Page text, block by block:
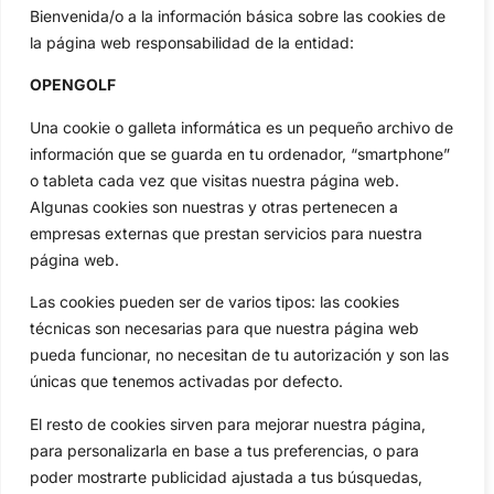
Bienvenida/o a la información básica sobre las cookies de
la página web responsabilidad de la entidad:
OPENGOLF
Una cookie o galleta informática es un pequeño archivo de
información que se guarda en tu ordenador, “smartphone”
o tableta cada vez que visitas nuestra página web.
Algunas cookies son nuestras y otras pertenecen a
empresas externas que prestan servicios para nuestra
página web.
Las cookies pueden ser de varios tipos: las cookies
técnicas son necesarias para que nuestra página web
pueda funcionar, no necesitan de tu autorización y son las
únicas que tenemos activadas por defecto.
El resto de cookies sirven para mejorar nuestra página,
para personalizarla en base a tus preferencias, o para
poder mostrarte publicidad ajustada a tus búsquedas,
Tour...
Categorias
Inicio
Amateurs
Circuitos
Especiales
Reglas
Vídeos
De Interés
Compañía
Aviso Legal
Política de Privacidad
Política de Cookies
Publicidad
Newsletters
Copyright © 2025 OpenGolf | Diseño por TecnoQuatre